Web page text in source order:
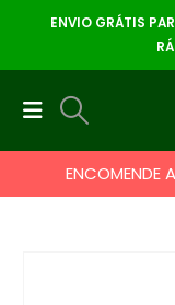
ENVIO GRÁTIS
ENCOMENDE